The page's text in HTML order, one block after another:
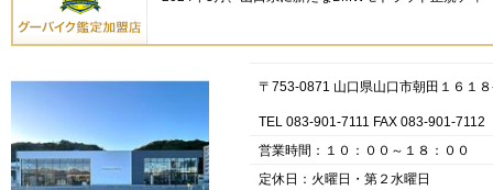
〒753-0871 山口県山口市朝田１６１
TEL 083-901-7111 FAX 083-901-7112
営業時間：１０：００～１８：００
定休日：火曜日・第２水曜日